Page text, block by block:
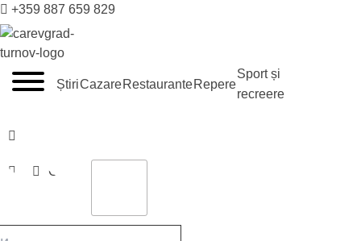
+359 887 659 829
VELIKO TARNOVO - CAPITALA MEDIEVALĂ A BULGARII
ȘtiriCazareRestauranteRepere
Sport și
recreere
Caută